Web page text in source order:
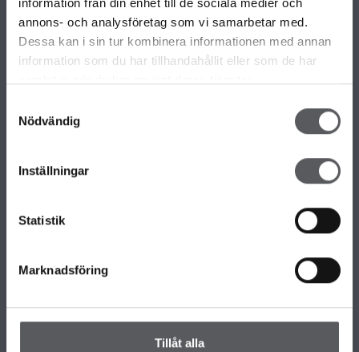
information från din enhet till de sociala medier och
annons- och analysföretag som vi samarbetar med.
Dessa kan i sin tur kombinera informationen med annan
information som du har tillhandahållit eller som de har
Nödvändig
Inställningar
Statistik
Marknadsföring
Tillåt alla
VÅRE ULIKE HUSMODELLER
Alle våre husmodeller
Unike hus
Om Fiskarhedenvillan
Presse
KONTAKT FISKARHEDENVILLAN
Hovedkontor
Slik håndterer vi personopplysningene dine